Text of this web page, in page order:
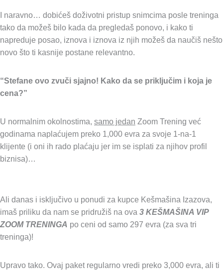
I naravno… dobićeš doživotni pristup snimcima posle treninga
tako da možeš bilo kada da pregledaš ponovo, i kako ti
napreduje posao, iznova i iznova iz njih možeš da naučiš nešto
novo što ti kasnije postane relevantno.
“Stefane ovo zvuči sjajno! Kako da se priključim i koja je
cena?”
U normalnim okolnostima, samo jedan Zoom Trening već
godinama naplaćujem preko 1,000 evra za svoje 1-na-1
klijente (i oni ih rado plaćaju jer im se isplati za njihov profil
biznisa)…
Ali danas i isključivo u ponudi za kupce Kešmašina Izazova,
imaš priliku da nam se pridružiš na ova 3 KEŠMAŠINA VIP
ZOOM TRENINGA po ceni od samo 297 evra (za sva tri
treninga)!
Upravo tako. Ovaj paket regularno vredi preko 3,000 evra, ali ti